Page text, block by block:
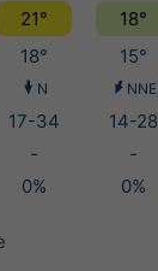
21° 18°
18° 15°
N NNE
17-34 14-28
- -
0% 0%